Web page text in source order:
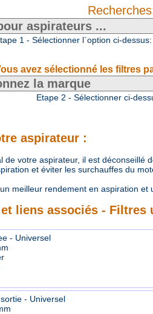
1 - Sélectionner l`option ci-
avez sélectionné les filtres
Etape 2 - Sélectionner ci-
aspirateur :
votre aspirateur, il est déconseillé
et éviter les surchauffes du
meilleur rendement en aspiration et
liens associés - Filtres
- Universel
- Universel